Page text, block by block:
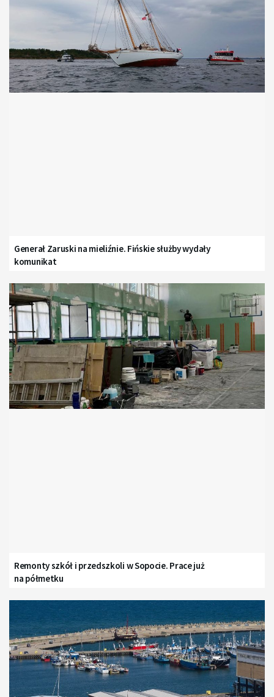
Generał Zaruski na mieliźnie. Fińskie służby wydały
komunikat
Remonty szkół i przedszkoli w Sopocie. Prace już
na półmetku